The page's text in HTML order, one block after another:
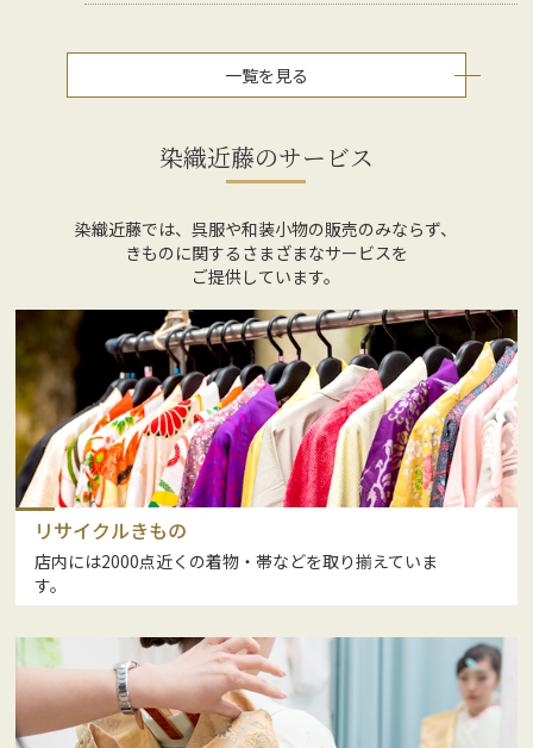
一覧を見る
染織近藤のサービス
染織近藤では、呉服や和装小物の販売のみならず、
きものに関するさまざまなサービスを
ご提供しています。
リサイクルきもの
店内には2000点近くの着物・帯などを取り揃えていま
す。